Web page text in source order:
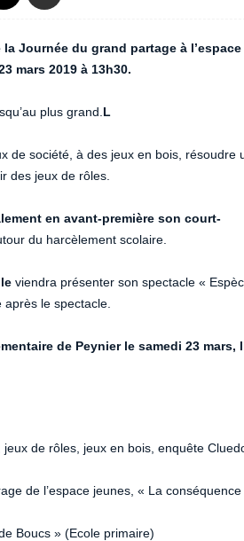
la Journée du grand partage à
mars 2019 à 13h30.
plus grand. L
de société, à des jeux en bois, résoudre
des jeux de rôles.
en avant-première son court-
du harcèlement scolaire.
viendra présenter son spectacle «
le spectacle.
de Peynier le samedi 23 mars,
de rôles, jeux en bois, enquête
de l’espace jeunes, « La conséquence
Boucs » (Ecole primaire)